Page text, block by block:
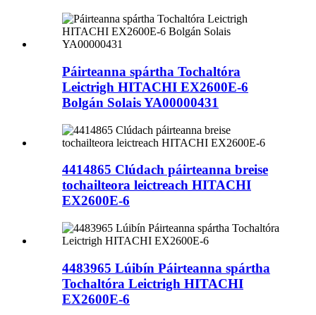
Páirteanna spártha Tochaltóra
Leictrigh HITACHI EX2600E-6
Bolgán Solais YA00000431
4414865 Clúdach páirteanna breise
tochailteora leictreach HITACHI
EX2600E-6
4483965 Lúibín Páirteanna spártha
Tochaltóra Leictrigh HITACHI
EX2600E-6